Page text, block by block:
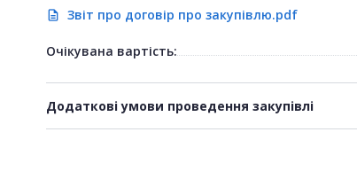
description Звіт про договір про закупівлю.pdf
Очікувана вартість:
Додаткові умови проведення закупівлі